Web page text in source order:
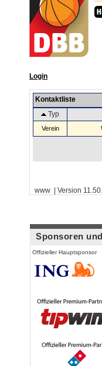
Login
Kontaktliste
Typ
Verein
www | Version
Sponsoren
Offizieller Hauptsponsor